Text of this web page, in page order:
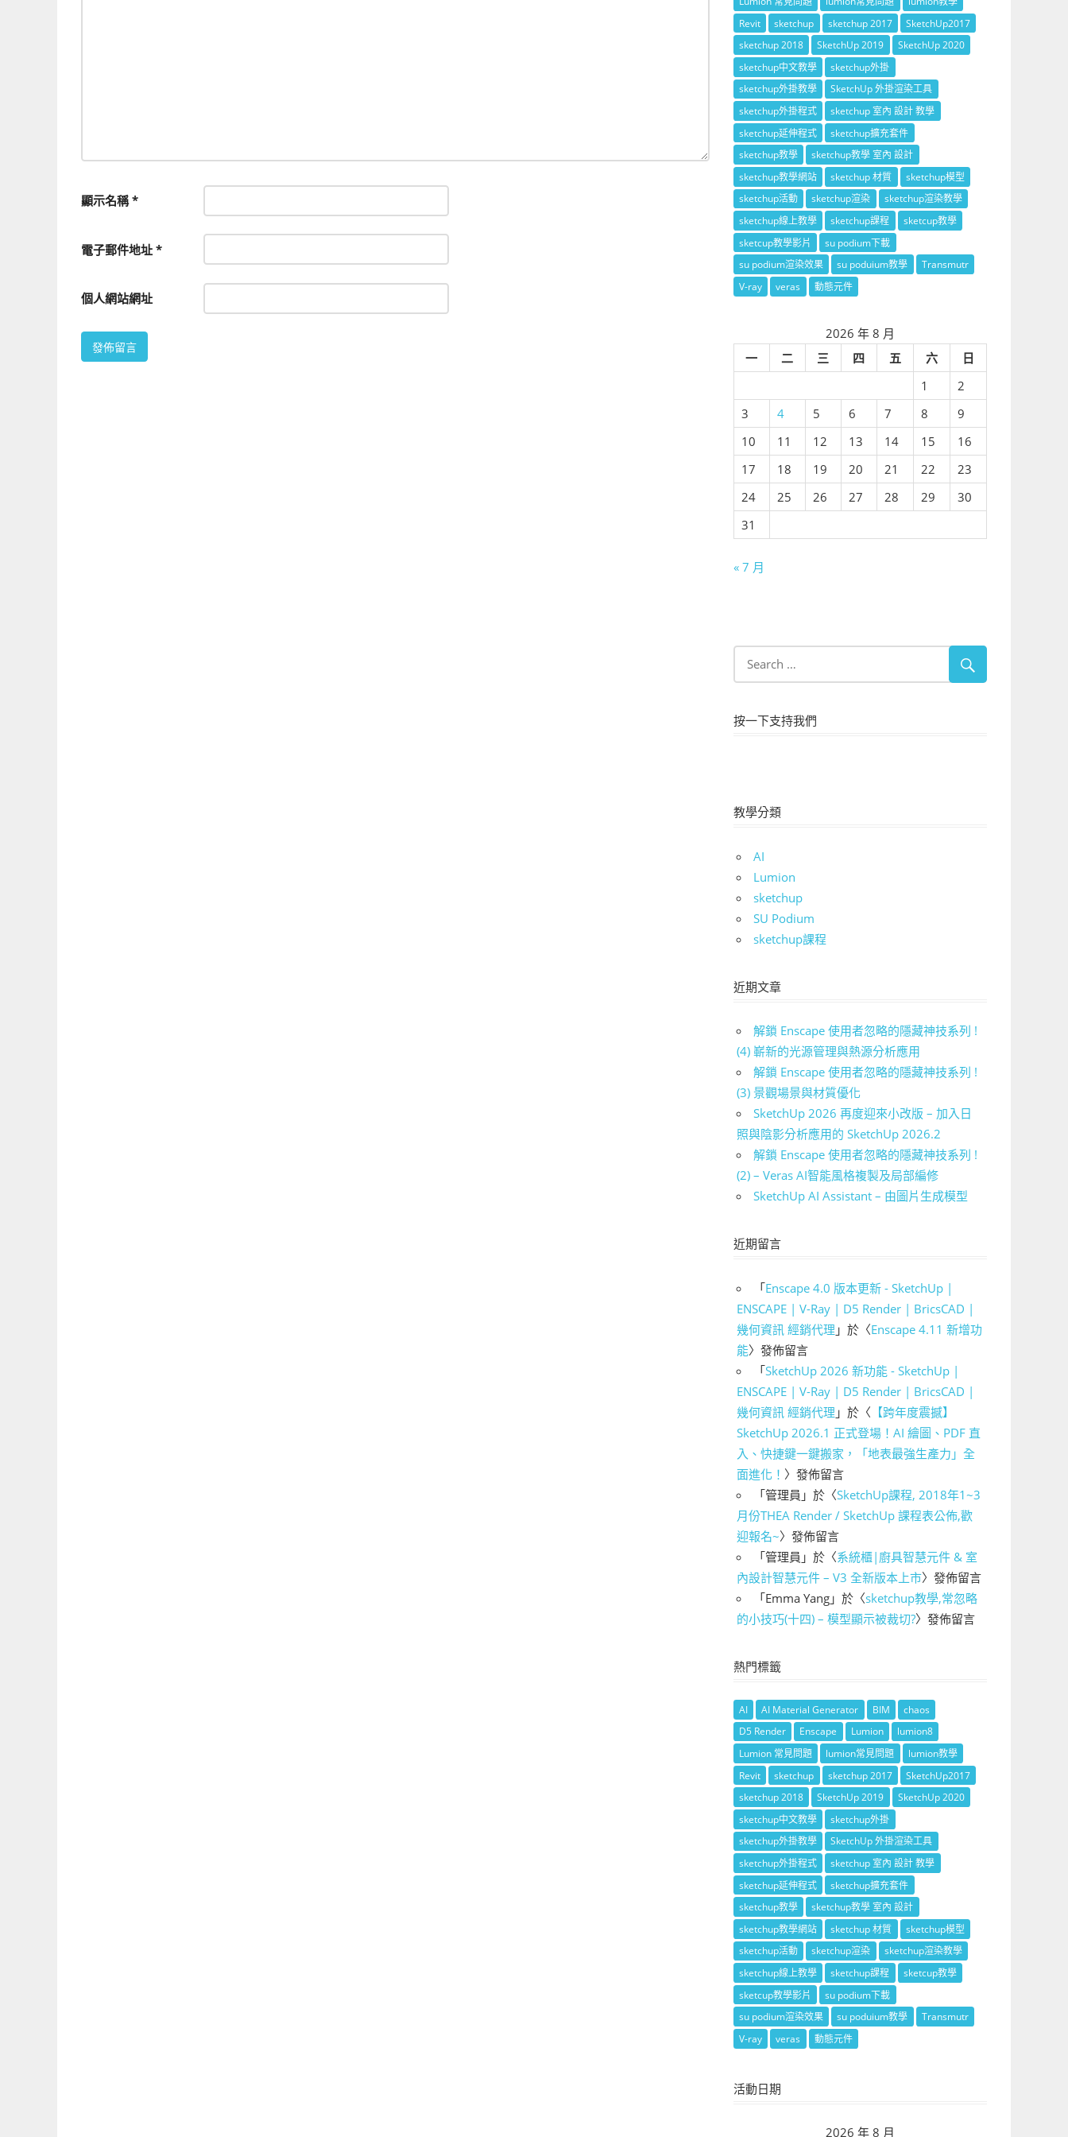
顯示名稱*
電子郵件地址 *
個人網站網址
Revit
sketchup sketchup 2017
SketchUp2017
sketchup 2018
SketchUp 2019
SketchUp 2020
sketchup中文教學
sketchup外掛
sketchup外掛教學
SketchUp 外掛渲染工具
sketchup外掛程式
sketchup 室內 設計 教學
sketchup延伸程式
sketchup擴充套件
sketchup教學
sketchup教學 室內 設計
sketchup教學網站
sketchup 材質
sketchup模型
sketchup活動
sketchup渲染
sketchup渲染教學
sketchup線上教學
sketchup課程
sketcup教學
sketcup教學影片
su podium下載
su podium渲染效果
su poduium教學
Transmutr
V-ray
veras 動態元件
2026 年 8 月
一
二 三 四 五 六
日
1
2
3
4 5 6 7 8
9
10
11 12 13 14 15
16
17
18 19 20 21 22
23
24
25 26 27 28 29
30
31
« 7 月
按一下支持我們
教學分類
AI
Lumion
sketchup
SU Podium
sketchup課程
近期文章
解鎖 Enscape 使用者忽略的隱藏神技系列 !
(4) 嶄新的光源管理與熱源分析應用
解鎖 Enscape 使用者忽略的隱藏神技系列 !
(3) 景觀場景與材質優化
SketchUp 2026 再度迎來小改版 – 加入日
照與陰影分析應用的 SketchUp 2026.2
解鎖 Enscape 使用者忽略的隱藏神技系列 !
(2) – Veras AI智能風格複製及局部編修
SketchUp AI Assistant – 由圖片生成模型
近期留言
「Enscape 4.0 版本更新 - SketchUp |
ENSCAPE | V-Ray | D5 Render | BricsCAD |
幾何資訊 經銷代理 」於〈Enscape 4.11 新增功
能〉發佈留言
「SketchUp 2026 新功能 - SketchUp |
ENSCAPE | V-Ray | D5 Render | BricsCAD |
幾何資訊 經銷代理 」於〈 【跨年度震撼】
SketchUp 2026.1 正式登場！AI 繪圖、PDF 直
入、快捷鍵一鍵搬家，「地表最強生產力」全
面進化！ 〉發佈留言
「管理員 」於〈SketchUp課程, 2018年1~3
月份THEA Render / SketchUp 課程表公佈,歡
迎報名~〉發佈留言
「管理員 」於〈系統櫃|廚具智慧元件 & 室
內設計智慧元件 – V3 全新版本上市〉發佈留言
「Emma Yang 」於〈sketchup教學,常忽略
的小技巧(十四) – 模型顯示被裁切?〉發佈留言
熱門標籤
AI AI Material Generator BIM
chaos
D5 Render
Enscape Lumion
lumion8
Lumion 常見問題
lumion常見問題
lumion教學
Revit
sketchup sketchup 2017
SketchUp2017
sketchup 2018
SketchUp 2019
SketchUp 2020
sketchup中文教學
sketchup外掛
sketchup外掛教學
SketchUp 外掛渲染工具
sketchup外掛程式
sketchup 室內 設計 教學
sketchup延伸程式
sketchup擴充套件
sketchup教學
sketchup教學 室內 設計
sketchup教學網站
sketchup 材質
sketchup模型
sketchup活動
sketchup渲染
sketchup渲染教學
sketchup線上教學
sketchup課程
sketcup教學
sketcup教學影片
su podium下載
su podium渲染效果
su poduium教學
Transmutr
V-ray
veras 動態元件
活動日期
2026 年 8 月